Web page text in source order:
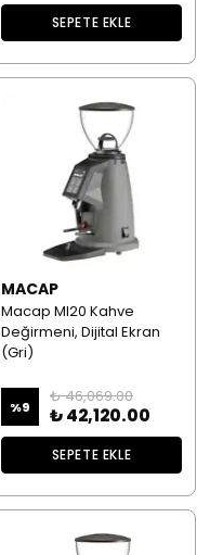
SEPETE EKLE
MACAP
Macap MI20 Kahve
Değirmeni, Dijital Ekran
(Gri)
%9
₺ 46,069.00
₺ 42,120.00
SEPETE EKLE